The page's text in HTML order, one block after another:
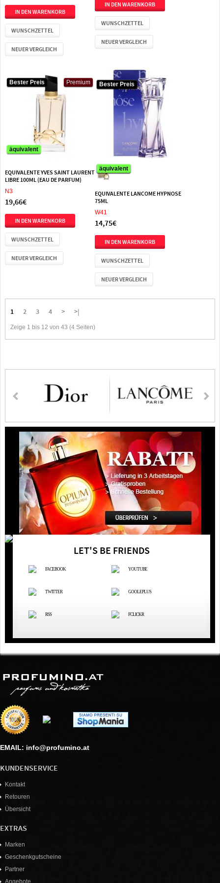
WUNSCHZETTEL
NEUER VERGLEICH
WUNSCHZETTEL
NEUER VERGLEICH
Bester Preis Premium
äquivalent
EQUIVALENTE YVES SAINT LAURENT
LIBRE 100ML (EAU DE PARFUM)
N3
19,66€
WUNSCHZETTEL
NEUER VERGLEICH
Bester Preis
äquivalent
Bester Preis
äquivalent
EQUIVALENTE LANCOME HYPNOSE
75ML
W41
14,75€
WUNSCHZETTEL
NEUER VERGLEICH
1 2 3 4 > >|
Zeige 1 bis 12 von 43 (4 Seiten)
LET'S BE FRIENDS
FACEBOOK YOUTUBE
TWITTER GOOLEPLUS
RSS FCLICKR
EMAIL: info@profumino.at
KUNDENSERVICE
Kontakt
Retouren
Übersicht
EXTRAS
Marken
Geschenkgutscheine
Partner
Angebote